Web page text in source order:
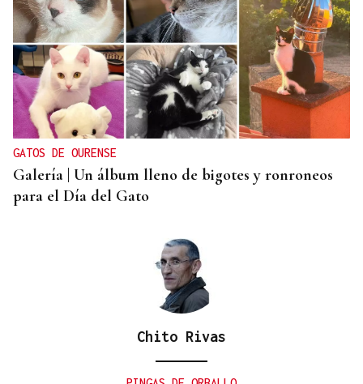
ESPACIO SCHENGEN
España exige a Italia levantar los controles a
españoles o adoptará medidas proporcionales
GATOS DE OURENSE
Galería | Un álbum lleno de bigotes y ronroneos
para el Día del Gato
Chito Rivas